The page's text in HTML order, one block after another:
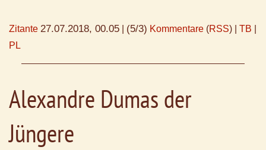
Zitante 27.07.2018, 00.05 (5/3) Kommentare (RSS) | TB
PL
Alexandre Dumas der
Jüngere